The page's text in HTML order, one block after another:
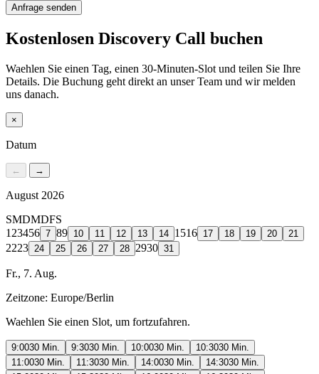
Anfrage senden
Kostenlosen Discovery Call buchen
Waehlen Sie einen Tag, einen 30-Minuten-Slot und teilen Sie Ihre
Details. Die Buchung geht direkt an unser Team und wir melden
uns danach.
×
Datum
← →
August 2026
SMDMDFS
1 23456 7 89 10 11 12 13 14 1516 17 18 19 20 21
2223 24 25 26 27 28 2930 31
Fr., 7. Aug.
Zeitzone: Europe/Berlin
Waehlen Sie einen Slot, um fortzufahren.
9:0030 Min. 9:3030 Min. 10:0030 Min. 10:3030 Min.
11:0030 Min. 11:3030 Min. 14:0030 Min. 14:3030 Min.